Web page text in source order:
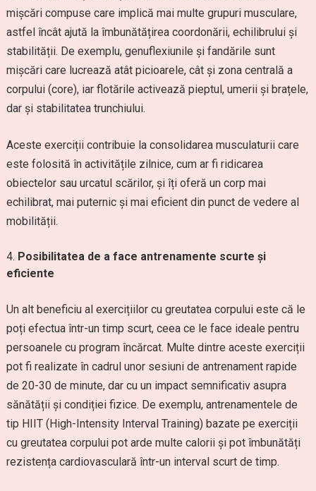
mișcări compuse care implică mai multe grupuri musculare,
astfel încât ajută la îmbunătățirea coordonării, echilibrului și
stabilității. De exemplu, genuflexiunile și fandările sunt
mișcări care lucrează atât picioarele, cât și zona centrală a
corpului (core), iar flotările activează pieptul, umerii și brațele,
dar și stabilitatea trunchiului.
Aceste exerciții contribuie la consolidarea musculaturii care
este folosită în activitățile zilnice, cum ar fi ridicarea
obiectelor sau urcatul scărilor, și îți oferă un corp mai
echilibrat, mai puternic și mai eficient din punct de vedere al
mobilității.
Posibilitatea de a face antrenamente scurte și
eficiente
Un alt beneficiu al exercițiilor cu greutatea corpului este că le
poți efectua într-un timp scurt, ceea ce le face ideale pentru
persoanele cu program încărcat. Multe dintre aceste exerciții
pot fi realizate în cadrul unor sesiuni de antrenament rapide
de 20-30 de minute, dar cu un impact semnificativ asupra
sănătății și condiției fizice. De exemplu, antrenamentele de
tip HIIT (High-Intensity Interval Training) bazate pe exerciții
cu greutatea corpului pot arde multe calorii și pot îmbunătăți
rezistența cardiovasculară într-un interval scurt de timp.